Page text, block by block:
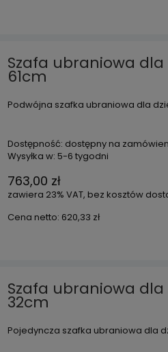
Szafa ubraniowa
61cm
Podwójna szafka ubraniowa dla
Dostępność: dostępny na
Wysyłka w: 5-6 tygodni
763,00 zł
zawiera 23% VAT, bez kosztów
Cena netto: 620,33 zł
Szafa ubraniowa
32cm
Pojedyncza szafka ubraniowa dla